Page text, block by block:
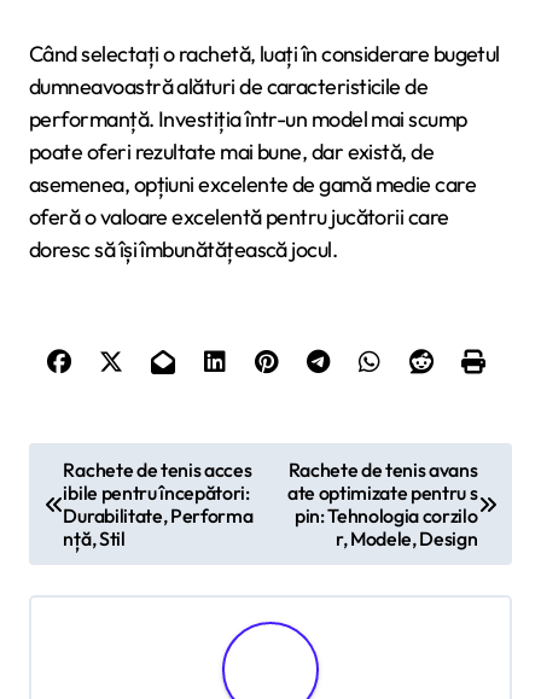
Când selectați o rachetă, luați în considerare bugetul
dumneavoastră alături de caracteristicile de
performanță. Investiția într-un model mai scump
poate oferi rezultate mai bune, dar există, de
asemenea, opțiuni excelente de gamă medie care
oferă o valoare excelentă pentru jucătorii care
doresc să își îmbunătățească jocul.
o
Rachete de tenis acces
ibile pentru începători:
Durabilitate, Performa
nță, Stil
Rachete de tenis avans
ate optimizate pentru s
pin: Tehnologia corzilo
r, Modele, Design